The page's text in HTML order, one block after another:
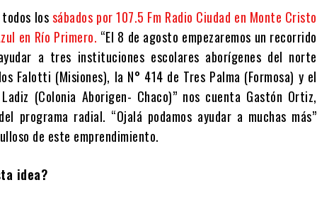
lossábados por 107.5 Fm Radio Ciudad en Monte Cristo
en Río Primero. “El 8 de agosto empezaremos un recorrido
a tres instituciones escolares aborígenes del norte
Falotti (Misiones), la N° 414 de Tres Palma (Formosa) y el
(Colonia Aborigen- Chaco)” nos cuenta Gastón Ortiz,
programa radial. “Ojalá podamos ayudar a muchas más’’
de este emprendimiento.
idea?